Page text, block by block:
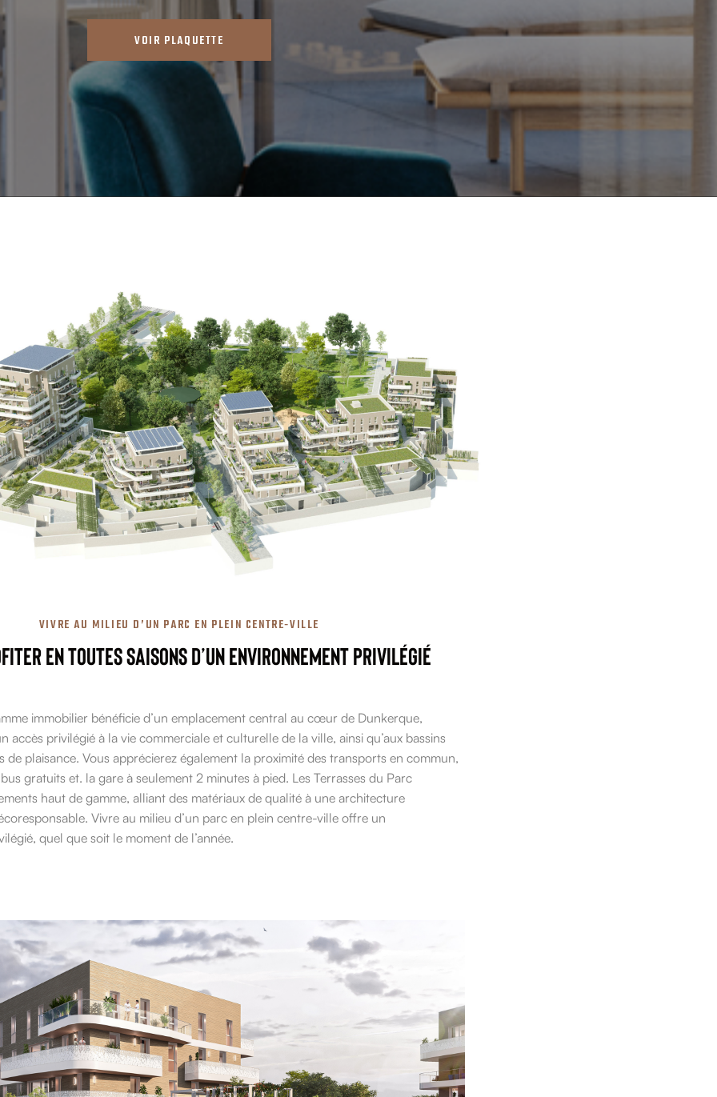
VOIR PLAQUETTE
VIVRE AU MILIEU D’UN PARC EN PLEIN CENTRE‐VILLE
en toutes saisons d’un environnement privilégié
immobilier bénéficie d’un emplacement central au cœur de Dunkerque,
accès privilégié à la vie commerciale et culturelle de la ville, ainsi qu’aux bassins
de plaisance. Vous apprécierez également la proximité des transports en commun,
gratuits et. la gare à seulement 2 minutes à pied. Les Terrasses du Parc
haut de gamme, alliant des matériaux de qualité à une architecture
Vivre au milieu d’un parc en plein centre-ville offre un
quel que soit le moment de l’année.